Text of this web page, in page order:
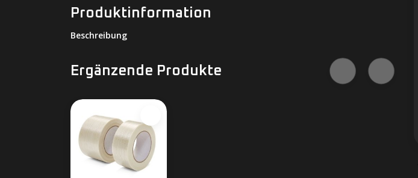
Produktinformation
Beschreibung
Ergänzende Produkte